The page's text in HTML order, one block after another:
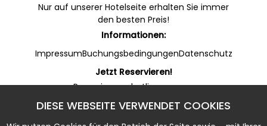
DIESE WEBSEITE VERWENDET COOKIES
Nur auf unserer Hotelseite erhalten Sie immer
den besten Preis!
Informationen:
ImpressumBuchungsbedingungenDatenschutz
Jetzt Reservieren!
Reservierungshotline:
Online Rezeption (WhatsApp):
+49 53 22 / 950 135 (7 - 20 Uhr)